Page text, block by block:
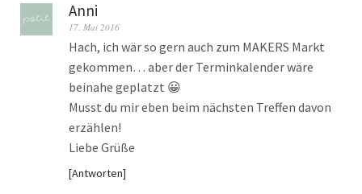
Anni
17. Mai 2016
Hach, ich wär so gern auch zum MAKERS Markt
gekommen… aber der Terminkalender wäre
beinahe geplatzt 😀
Musst du mir eben beim nächsten Treffen davon
erzählen!
Liebe Grüße
Antworten